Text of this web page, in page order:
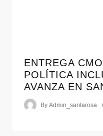
ENTREGA
POLÍTICA
AVANZA EN
By Admin_santarosa